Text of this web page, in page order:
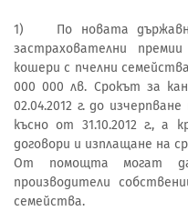
1) По новата
застрахователни
кошери с пчелни
000 000 лв. Срокът за
02.04.2012 г. до
късно от 31.10.2012 г., а
договори и изплащане на
Oт помощта могат да
производители
семейства.